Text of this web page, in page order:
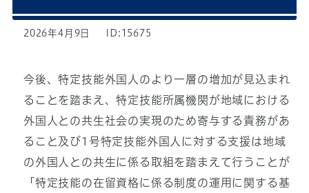
2026年4月9日 ID:15675
今後、特定技能外国人のより一層の増加が見込まれ
ることを踏まえ、特定技能所属機関が地域における
外国人との共生社会の実現のため寄与する責務があ
ること及び1号特定技能外国人に対する支援は地域
の外国人との共生に係る取組を踏まえて行うことが
「特定技能の在留資格に係る制度の運用に関する基